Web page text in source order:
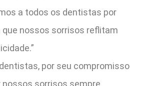
a todos os dentistas por
que nossos sorrisos reflitam
dentistas, por seu compromisso
nossos sorrisos sempre